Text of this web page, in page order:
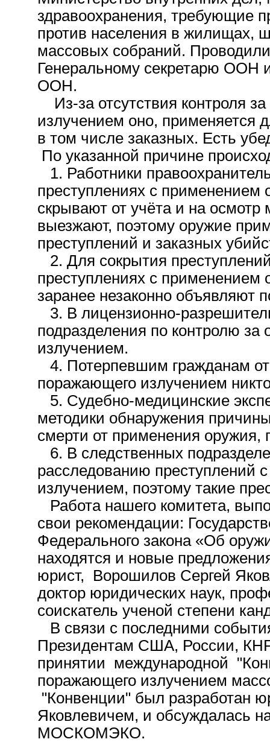
здравоохранения, требующие
против населения в жилищах,
массовых собраний.
Генеральному секретарю ООН
ООН.
Из-за отсутствия контроля
излучением оно, применяется
в том числе заказных. Есть
По указанной причине
1. Работники
преступлениях с
скрывают от учёта и на осмотр
выезжают, поэтому оружие
преступлений и заказных
2. Для сокрытия
преступлениях с
заранее незаконно объявляют
3. В лицензионно-
подразделения по контролю
излучением.
4. Потерпевшим гражданам
поражающего излучением
5. Судебно-медицинские
методики обнаружения
смерти от применения
6. В следственных
расследованию преступлений
излучением, поэтому такие
Работа нашего комитета,
свои рекомендации:
Федерального закона «Об
находятся и новые
юрист, Ворошилов Сергей
доктор юридических наук,
соискатель ученой степени
В связи с последними
Президентам США, России,
принятии международной
поражающего излучением
"Конвенции" был разработан
Яковлевичем, и обсуждалась
МОСКОМЭКО.